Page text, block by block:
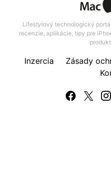
Lifestylový technologický
recenzie, aplikácie, tipy pre
Inzercia
Zásady